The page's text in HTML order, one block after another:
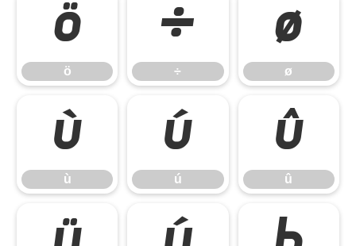
ö
ö
÷
÷
ø
ø
ù
ù
ú
ú
û
û